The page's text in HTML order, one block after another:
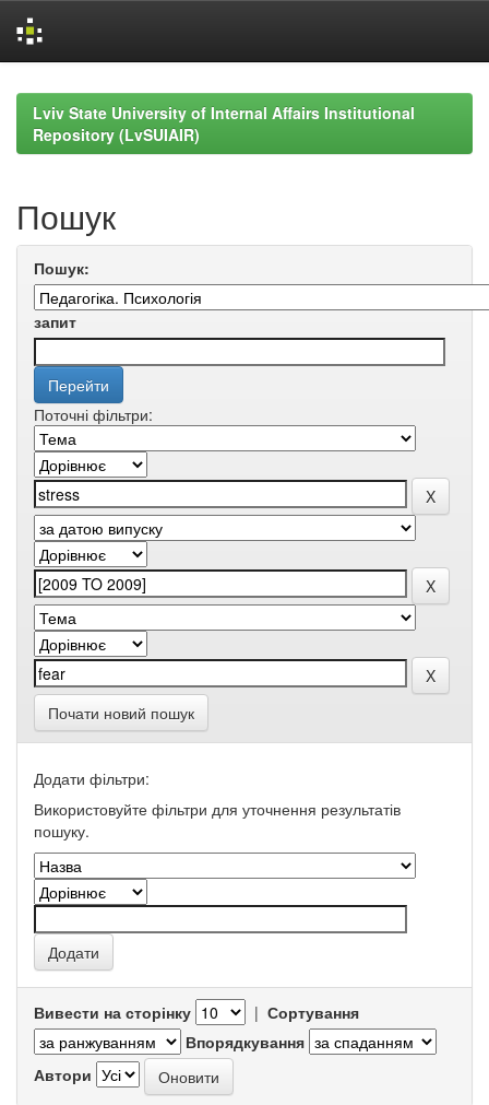
navigationLviv State University of Internal Affairs Institutional
Repository (LvSUIAIR)
Пошук
Пошук:
запит
Поточні фільтри:
Почати новий пошук
Додати фільтри:
Використовуйте фільтри для уточнення результатів
пошуку.
Вивести на сторінку | Сортування
Впорядкування
Автори